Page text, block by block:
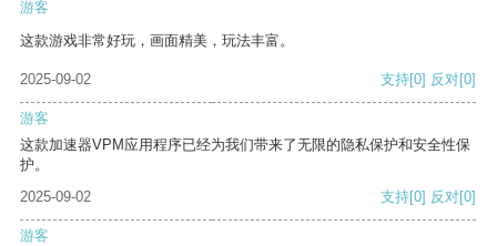
游客
这款游戏非常好玩，画面精美，玩法丰富。
2025-09-02 支持[0] 反对[0]
游客
这款加速器VPM应用程序已经为我们带来了无限的隐私保护和安全性保
护。
2025-09-02
支持[0] 反对[0]
游客